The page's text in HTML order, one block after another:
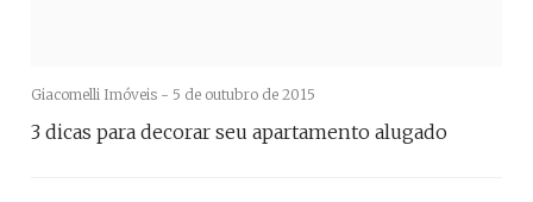
Giacomelli Imóveis - 5 de outubro de 2015
3 dicas para decorar seu apartamento alugado